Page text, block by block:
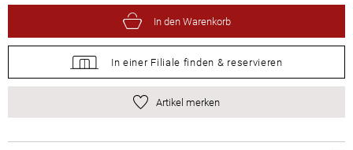
In den Warenkorb
In einer Filiale finden & reservieren
Artikel merken